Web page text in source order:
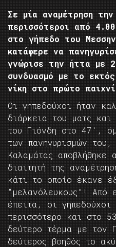
Σε μία αναμέτρηση
περισσότεροι από
στο γήπεδο του
κατάφερε να
γνώρισε την ήττα με
συνδυασμό με το
νίκη στο πρώτο
Οι γηπεδούχοι ήταν
διάρκεια του ματς και
του Γιόνδη στο 47′,
των πανηγυρισμών του,
Καλαμάτας αποβλήθηκε
διαιτητή της
κάτι το οποίο έκανε
“μελανόλευκους”! Από
έπειτα, οι γηπεδούχοι
περισσότερο και στο
δεύτερο τέρμα με τον
δεύτερος βοηθός το